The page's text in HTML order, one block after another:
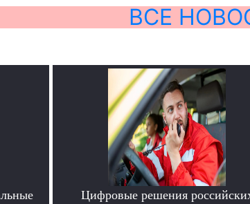
ВСЕ
Цифровые решения